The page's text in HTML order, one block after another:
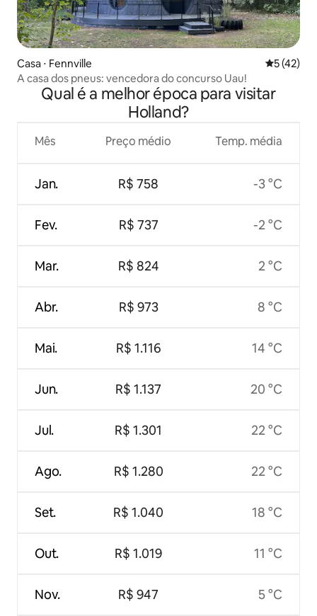
Casa ⋅ Fennville 5 de uma
5 (42)
A casa dos pneus: vencedora do concurso Uau!
Qual é a melhor época para visitar
Holland?
Mês
Jan.
Fev.
Mar.
Abr.
Mai.
Jun.
Jul.
Ago.
Set.
Out.
Nov.
Preço médio
R$ 758
R$ 737
R$ 824
R$ 973
R$ 1.116
R$ 1.137
R$ 1.301
R$ 1.280
R$ 1.040
R$ 1.019
R$ 947
Temp. média
-3 °C
-2 °C
2 °C
8 °C
14 °C
20 °C
22 °C
22 °C
18 °C
11 °C
5 °C